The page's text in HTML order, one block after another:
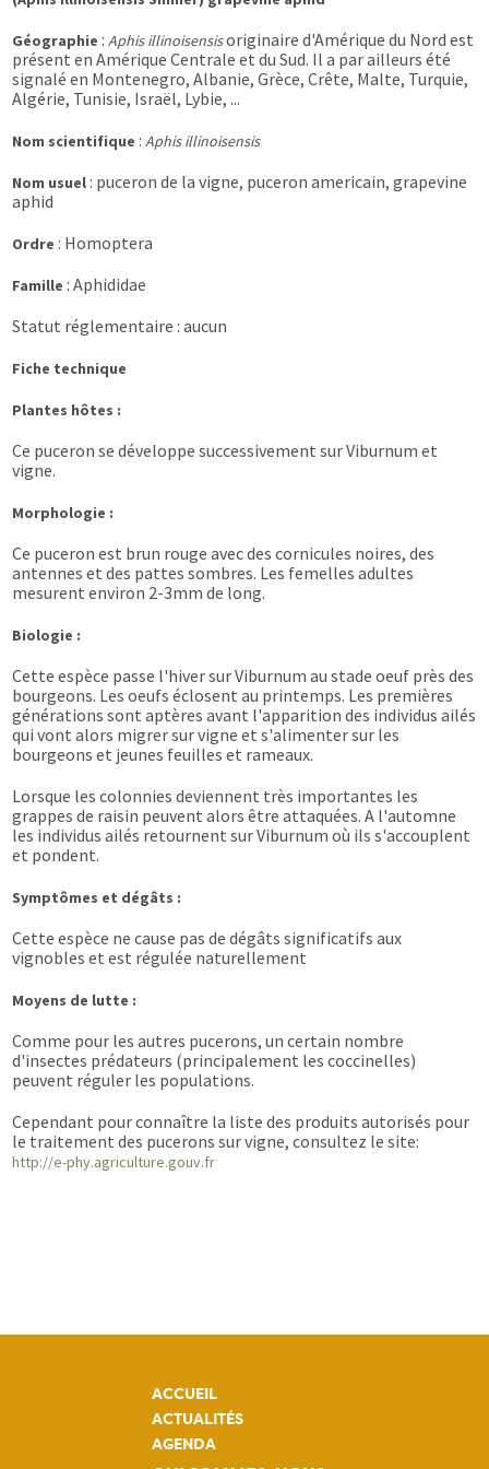
Géographie :Aphis illinoisensisoriginaire d'Amérique du Nord est
présent en Amérique Centrale et du Sud. Il a par ailleurs été
signalé en Montenegro, Albanie, Grèce, Crête, Malte, Turquie,
Algérie, Tunisie, Israël, Lybie, ...
Nom scientifique :Aphis illinoisensis
Nom usuel : puceron de la vigne, puceron americain, grapevine
aphid
Ordre : Homoptera
Famille : Aphididae
Statut réglementaire : aucun
Fiche technique
Plantes hôtes :
Ce puceron se développe successivement sur Viburnum et
vigne.
Morphologie :
Ce puceron est brun rouge avec des cornicules noires, des
antennes et des pattes sombres. Les femelles adultes
mesurent environ 2-3mm de long.
Biologie :
Cette espèce passe l'hiver sur Viburnum au stade oeuf près des
bourgeons. Les oeufs éclosent au printemps. Les premières
générations sont aptères avant l'apparition des individus ailés
qui vont alors migrer sur vigne et s'alimenter sur les
bourgeons et jeunes feuilles et rameaux.
Lorsque les colonnies deviennent très importantes les
grappes de raisin peuvent alors être attaquées. A l'automne
les individus ailés retournent sur Viburnum où ils s'accouplent
et pondent.
Symptômes et dégâts :
Cette espèce ne cause pas de dégâts significatifs aux
vignobles et est régulée naturellement
Moyens de lutte :
Comme pour les autres pucerons, un certain nombre
d'insectes prédateurs (principalement les coccinelles)
peuvent réguler les populations.
Cependant pour connaître la liste des produits autorisés pour
le traitement des pucerons sur vigne, consultez le site:
http://e-phy.agriculture.gouv.fr
ACCUEIL
ACTUALITÉS
AGENDA